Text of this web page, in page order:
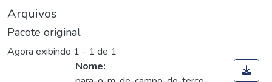
Arquivos
Pacote original
Agora exibindo 1 - 1 de 1
Nome: